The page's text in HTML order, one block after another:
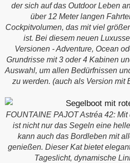
der sich auf das Outdoor Leben
über 12 Meter langen
Cockpitvolumen, das mit viel
ist. Bei diesem neuen
Versionen - Adventure, Ocean
Grundrisse mit 3 oder 4 Kabinen
Auswahl, um allen Bedürfnissen
zu werden. (auch als Version mit
FOUNTAINE PAJOT Astréa 42:
ist nicht nur das Segeln eine
kann auch das Bordleben mit
genießen. Dieser Kat bietet
Tageslicht, dynamische